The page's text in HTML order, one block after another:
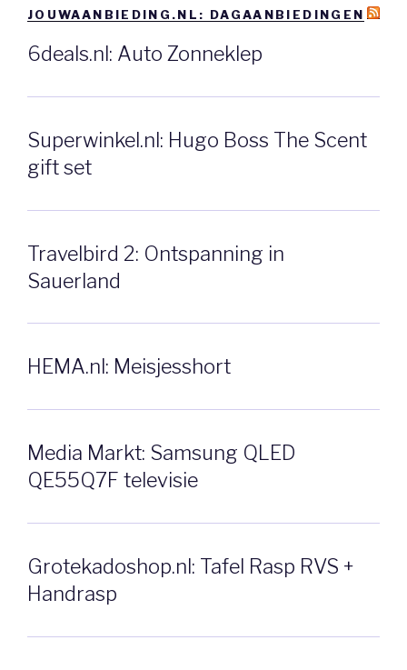
JOUWAANBIEDING.NL: DAGAANBIEDINGEN
6deals.nl: Auto Zonneklep
Superwinkel.nl: Hugo Boss The Scent
gift set
Travelbird 2: Ontspanning in
Sauerland
HEMA.nl: Meisjesshort
Media Markt: Samsung QLED
QE55Q7F televisie
Grotekadoshop.nl: Tafel Rasp RVS +
Handrasp